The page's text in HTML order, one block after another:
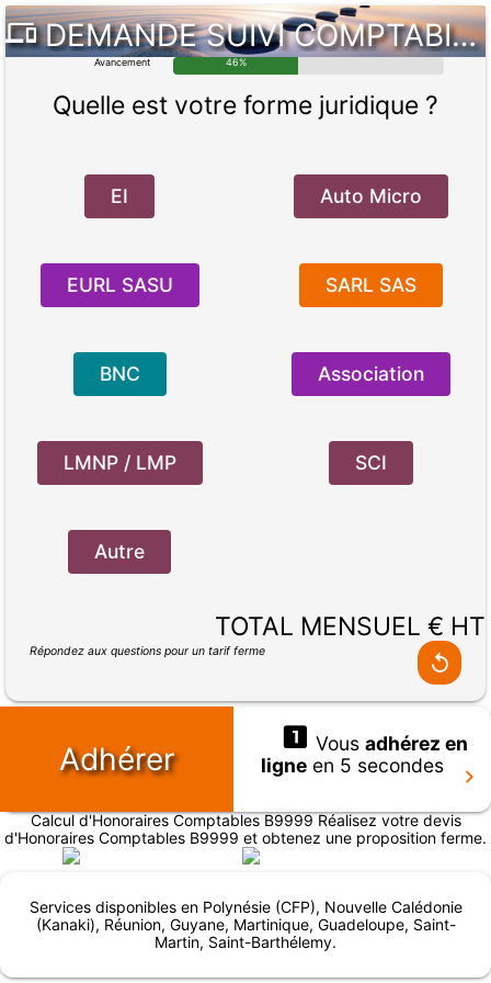
DEMANDESUIVI COMPTABILITÉ
Avancement 46%
Quelle est votre forme juridique ?
EI Auto Micro
EURL SASU SARL SAS
BNC Association
LMNP / LMP SCI
Autre
TOTAL MENSUEL € HT
Répondez aux questions pour un tarif ferme
Adhérer Vousadhérez en
ligneen 5 secondes
Calcul d'Honoraires Comptables B9999 Réalisez votre devis
d'Honoraires Comptables B9999 et obtenez une proposition ferme.
Services disponibles en Polynésie (CFP), Nouvelle Calédonie
(Kanaki), Réunion, Guyane, Martinique, Guadeloupe, Saint-
Martin, Saint-Barthélemy.